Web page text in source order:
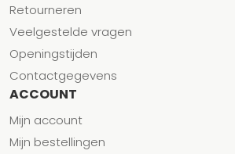
Retourneren
Veelgestelde vragen
Openingstijden
Contactgegevens
ACCOUNT
Mijn account
Mijn bestellingen